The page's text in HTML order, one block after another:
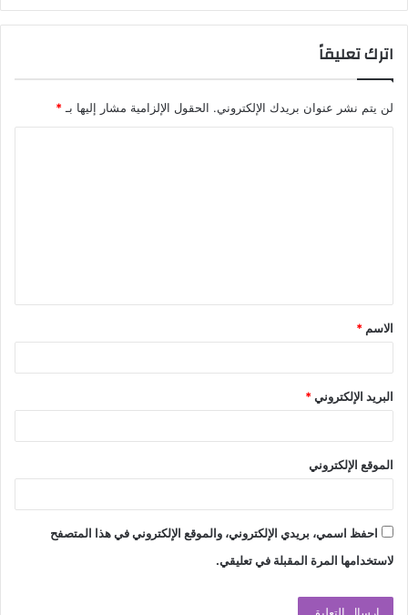
اترك تعليقاً
لن يتم نشر عنوان بريدك الإلكتروني. الحقول الإلزامية مشار إليها بـ *
ق
*
الاسم *
البريد الإلكتروني*
الموقع الإلكتروني
احفظ اسمي، بريدي الإلكتروني، والموقع الإلكتروني في هذا المتصفح
لاستخدامها المرة المقبلة في تعليقي.